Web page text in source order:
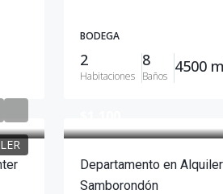
BODEGA
2
Habitaciones
8
Baños
4500
Departamento en
Samborondón